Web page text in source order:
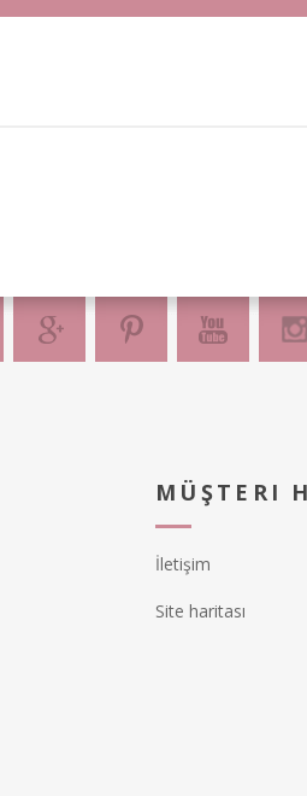
MÜŞTERI
İletişim
Site haritası